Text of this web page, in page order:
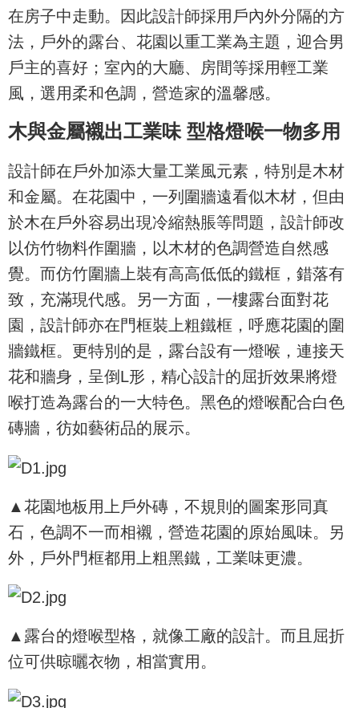
在房子中走動。因此設計師採用戶內外分隔的方
法，戶外的露台、花園以重工業為主題，迎合男
戶主的喜好；室內的大廳、房間等採用輕工業
風，選用柔和色調，營造家的溫馨感。
木與金屬襯出工業味 型格燈喉一物多用
設計師在戶外加添大量工業風元素，特別是木材
和金屬。在花園中，一列圍牆遠看似木材，但由
於木在戶外容易出現冷縮熱脹等問題，設計師改
以仿竹物料作圍牆，以木材的色調營造自然感
覺。而仿竹圍牆上裝有高高低低的鐵框，錯落有
致，充滿現代感。另一方面，一樓露台面對花
園，設計師亦在門框裝上粗鐵框，呼應花園的圍
牆鐵框。更特別的是，露台設有一燈喉，連接天
花和牆身，呈倒L形，精心設計的屈折效果將燈
喉打造為露台的一大特色。黑色的燈喉配合白色
磚牆，彷如藝術品的展示。
▲花園地板用上戶外磚，不規則的圖案形同真
石，色調不一而相襯，營造花園的原始風味。另
外，戶外門框都用上粗黑鐵，工業味更濃。
▲露台的燈喉型格，就像工廠的設計。而且屈折
位可供晾曬衣物，相當實用。